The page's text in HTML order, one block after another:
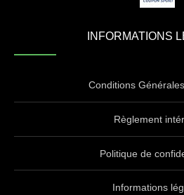
INFORMATIONS
Conditions
Règlement
Politique de
Informations